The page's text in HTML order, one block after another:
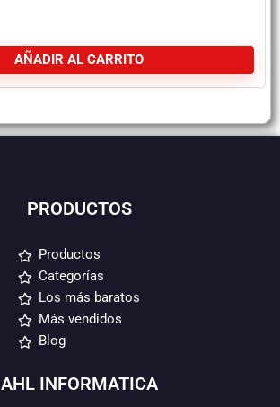
AÑADIR AL CARRITO
PRODUCTOS
Productos
Categorías
Los más baratos
Más vendidos
Blog
AHL INFORMATICA